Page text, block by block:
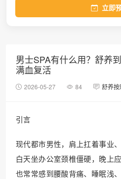
立即
男士SPA有什么用？舒养
满血复活
2026-05-27 84 舒养按
引言
现代都市男性，肩上扛着事业
白天坐办公室颈椎僵硬，晚上
也常常感到腰酸背痛、睡眠浅